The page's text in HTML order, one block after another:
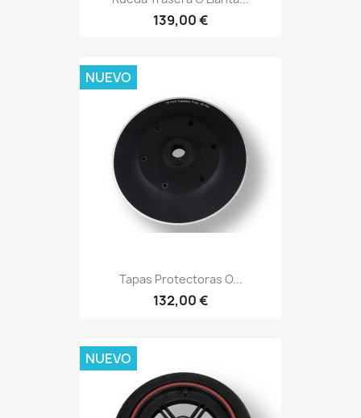
139,00 €
Tapas Protectoras O...
132,00 €
NUEVO
NUEVO